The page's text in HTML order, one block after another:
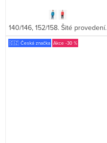
140/146, 152/158. Šité provedení.
🇨🇿 Česká značka -30 %